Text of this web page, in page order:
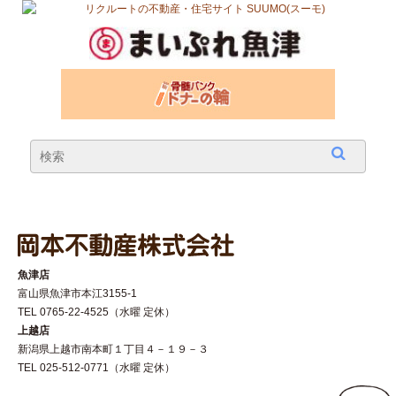
魚津店
富山県魚津市本江3155-1
TEL 0765-22-4525（水曜 定休）
上越店
新潟県上越市南本町１丁目４－１９－３
TEL 025-512-0771（水曜 定休）